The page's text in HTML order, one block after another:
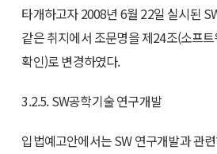
타개하고자 2008년 6월 22일 실시된
같은 취지에서 조문명을 제24조(소프
확인)로 변경하였다.
3.2.5. SW공학기술 연구개발
입법예고안에서는 SW 연구개발과 관